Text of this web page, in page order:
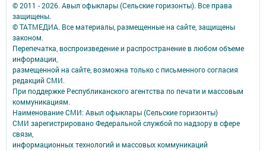
© 2011 - 2026. Авыл офыклары (Сельские горизонты). Все права
защищены.
© ТАТМЕДИА. Все материалы, размещенные на сайте, защищены
законом.
Перепечатка, воспроизведение и распространение в любом объеме
информации,
размещенной на сайте, возможна только с письменного согласия
редакций СМИ.
При поддержке Республиканского агентства по печати и массовым
коммуникациям.
Наименование СМИ: Авыл офыклары (Сельские горизонты)
СМИ зарегистрировано Федеральной службой по надзору в сфере
связи,
информационных технологий и массовых коммуникаций